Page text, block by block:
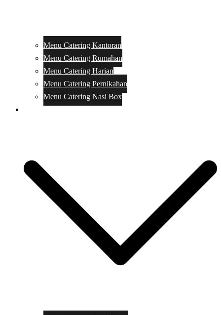
Menu Catering Kantoran
Menu Catering Rumahan
Menu Catering Harian
Menu Catering Pernikahan
Menu Catering Nasi Box